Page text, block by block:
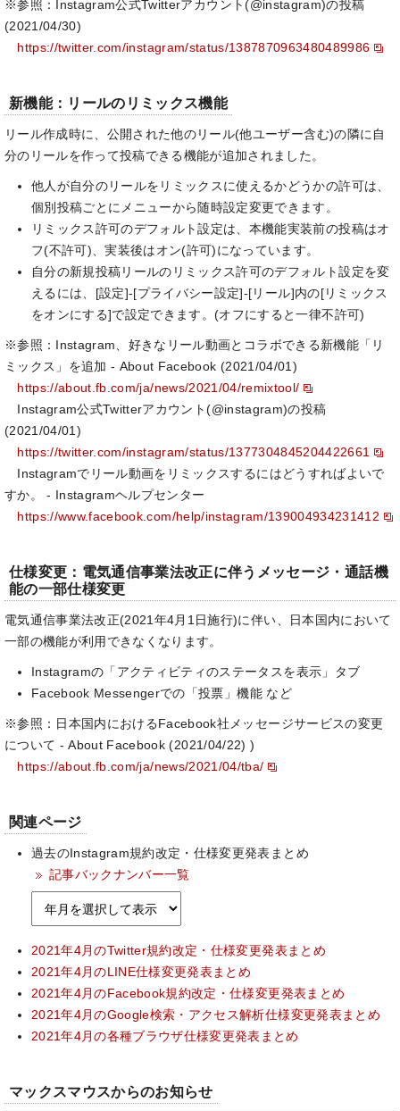
※参照：Instagram公式Twitterアカウント(@instagram)の投稿
(2021/04/30)
https://twitter.com/instagram/status/1387870963480489986
新機能：リールのリミックス機能
リール作成時に、公開された他のリール(他ユーザー含む)の隣に自
分のリールを作って投稿できる機能が追加されました。
他人が自分のリールをリミックスに使えるかどうかの許可は、
個別投稿ごとにメニューから随時設定変更できます。
リミックス許可のデフォルト設定は、本機能実装前の投稿はオ
フ(不許可)、実装後はオン(許可)になっています。
自分の新規投稿リールのリミックス許可のデフォルト設定を変
えるには、[設定]-[プライバシー設定]-[リール]内の[リミックス
をオンにする]で設定できます。(オフにすると一律不許可)
※参照：Instagram、好きなリール動画とコラボできる新機能「リ
ミックス」を追加 - About Facebook (2021/04/01)
https://about.fb.com/ja/news/2021/04/remixtool/
Instagram公式Twitterアカウント(@instagram)の投稿
(2021/04/01)
https://twitter.com/instagram/status/1377304845204422661
Instagramでリール動画をリミックスするにはどうすればよいで
すか。 - Instagramヘルプセンター
https://www.facebook.com/help/instagram/139004934231412
仕様変更：電気通信事業法改正に伴うメッセージ・通話機
能の一部仕様変更
電気通信事業法改正(2021年4月1日施行)に伴い、日本国内において
一部の機能が利用できなくなります。
Instagramの「アクティビティのステータスを表示」タブ
Facebook Messengerでの「投票」機能 など
※参照：日本国内におけるFacebook社メッセージサービスの変更
について - About Facebook (2021/04/22) )
https://about.fb.com/ja/news/2021/04/tba/
関連ページ
過去のInstagram規約改定・仕様変更発表まとめ
記事バックナンバー一覧
2021年4月のTwitter規約改定・仕様変更発表まとめ
2021年4月のLINE仕様変更発表まとめ
2021年4月のFacebook規約改定・仕様変更発表まとめ
2021年4月のGoogle検索・アクセス解析仕様変更発表まとめ
2021年4月の各種ブラウザ仕様変更発表まとめ
マックスマウスからのお知らせ